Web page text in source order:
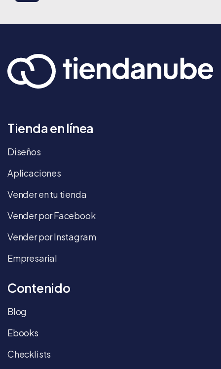
Tienda en línea
Diseños
Aplicaciones
Vender en tu tienda
Vender por Facebook
Vender por Instagram
Empresarial
Contenido
Blog
Ebooks
Checklists